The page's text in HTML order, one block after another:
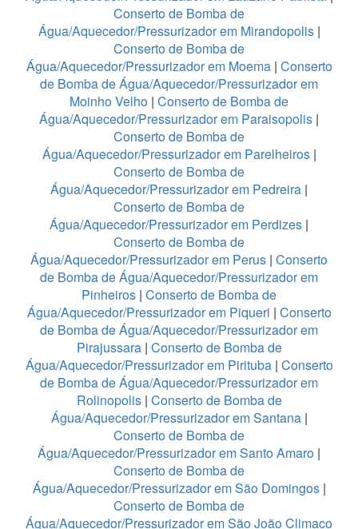
Conserto de Bomba de
Água/Aquecedor/Pressurizador em Mirandopolis|
Conserto de Bomba de
Água/Aquecedor/Pressurizador em Moema| Conserto
de Bomba de Água/Aquecedor/Pressurizador em
Moinho Velho | Conserto de Bomba de
Água/Aquecedor/Pressurizador em Paraisopolis |
Conserto de Bomba de
Água/Aquecedor/Pressurizador em Parelheiros|
Conserto de Bomba de
Água/Aquecedor/Pressurizador em Pedreira |
Conserto de Bomba de
Água/Aquecedor/Pressurizador em Perdizes |
Conserto de Bomba de
Água/Aquecedor/Pressurizador em Perus | Conserto
de Bomba de Água/Aquecedor/Pressurizador em
Pinheiros | Conserto de Bomba de
Água/Aquecedor/Pressurizador em Piqueri | Conserto
de Bomba de Água/Aquecedor/Pressurizador em
Pirajussara| Conserto de Bomba de
Água/Aquecedor/Pressurizador em Pirituba| Conserto
de Bomba de Água/Aquecedor/Pressurizador em
Rolinopolis| Conserto de Bomba de
Água/Aquecedor/Pressurizador em Santana|
Conserto de Bomba de
Água/Aquecedor/Pressurizador em Santo Amaro |
Conserto de Bomba de
Água/Aquecedor/Pressurizador em São Domingos|
Conserto de Bomba de
Água/Aquecedor/Pressurizador em São João Climaco